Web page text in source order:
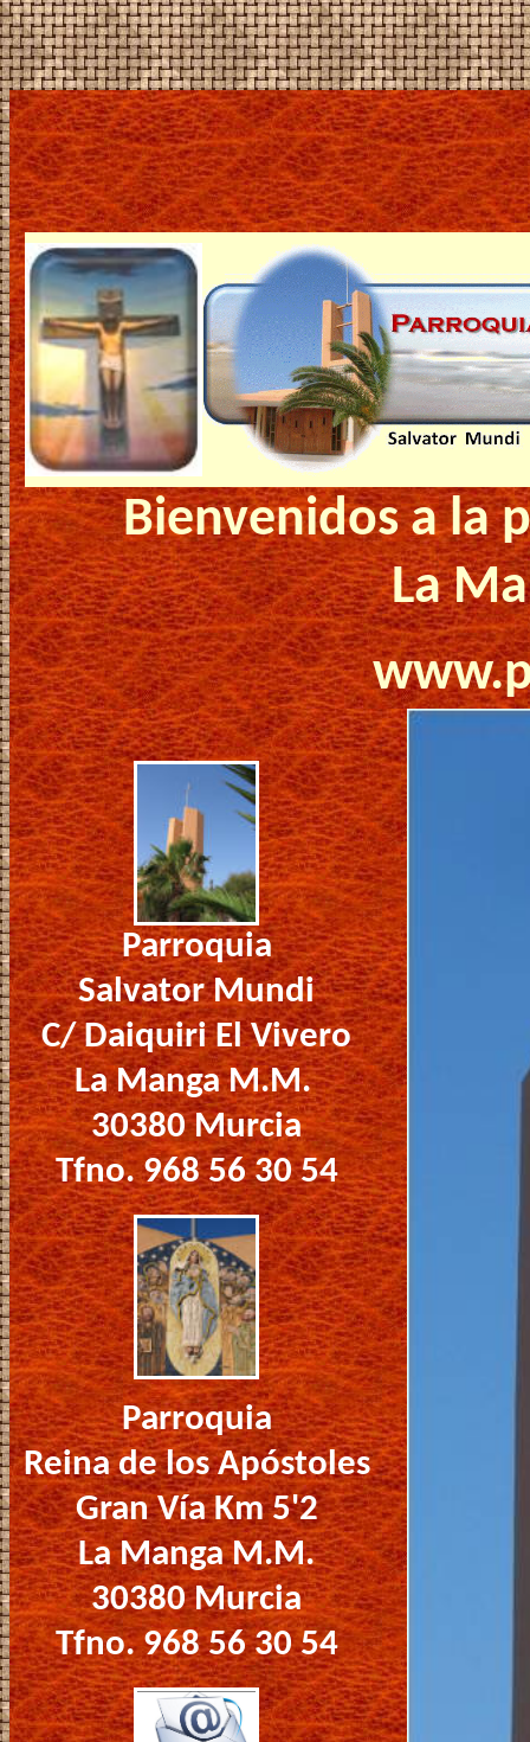
Bienvenidos a la
La
Parroquia
Salvator Mundi
C/ Daiquiri El Vivero
La Manga M.M.
30380 Murcia
Tfno. 968 56 30 54
Parroquia
Reina de los Apóstoles
Gran Vía Km 5'2
La Manga M.M.
30380 Murcia
Tfno. 968 56 30 54